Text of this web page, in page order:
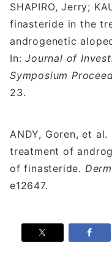
SHAPIRO, Jerry;
finasteride in the
androgenetic
In:Journal of
Symposium
23.
ANDY, Goren, et
treatment of
of finasteride.
e12647.